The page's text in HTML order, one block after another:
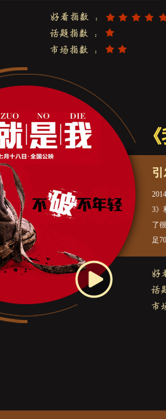
3》
了
足